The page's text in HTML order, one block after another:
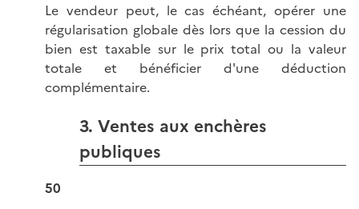
Le vendeur peut, le cas échéant, opérer une
régularisation globale dès lors que la cession du
bien est taxable sur le prix total ou la valeur
totale et bénéficier d'une déduction
complémentaire.
3. Ventes aux enchères
publiques
50